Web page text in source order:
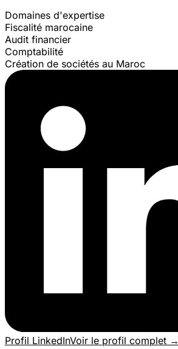
Domaines d'expertise
Fiscalité marocaine
Audit financier
Comptabilité
Création de sociétés au Maroc
Profil LinkedInVoir le profil complet →